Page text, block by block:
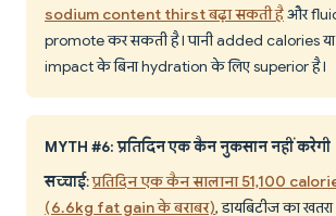
sodium content thirst बढ़ा सकती हैऔर
promote कर सकती है। पानी added calories
impact के बिना hydration के लिए superior है।
MYTH #6: प्रतिदिन एक कैन नुकसान नहीं करेगी
सच्चाई:प्रतिदिन एक कैन सालाना 51,100
(6.6kg fat gain के बराबर), डायबिटीज का